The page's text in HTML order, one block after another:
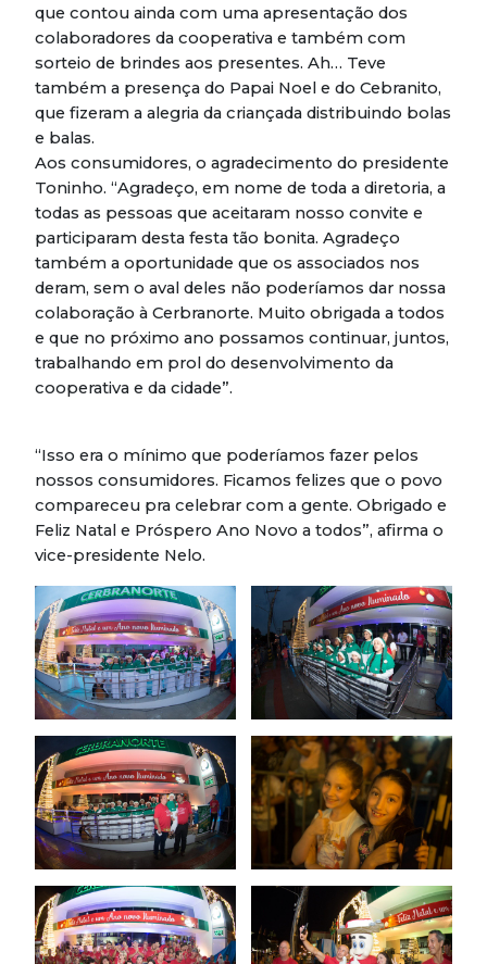
que contou ainda com uma apresentação dos
colaboradores da cooperativa e também com
sorteio de brindes aos presentes. Ah… Teve
também a presença do Papai Noel e do Cebranito,
que fizeram a alegria da criançada distribuindo bolas
e balas.
Aos consumidores, o agradecimento do presidente
Toninho. “Agradeço, em nome de toda a diretoria, a
todas as pessoas que aceitaram nosso convite e
participaram desta festa tão bonita. Agradeço
também a oportunidade que os associados nos
deram, sem o aval deles não poderíamos dar nossa
colaboração à Cerbranorte. Muito obrigada a todos
e que no próximo ano possamos continuar, juntos,
trabalhando em prol do desenvolvimento da
cooperativa e da cidade”.
“Isso era o mínimo que poderíamos fazer pelos
nossos consumidores. Ficamos felizes que o povo
compareceu pra celebrar com a gente. Obrigado e
Feliz Natal e Próspero Ano Novo a todos”, afirma o
vice-presidente Nelo.